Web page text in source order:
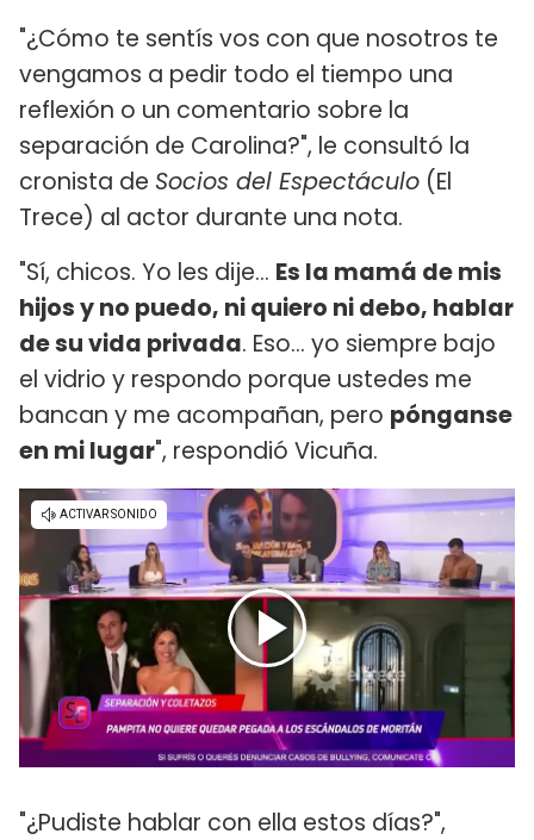
"¿Cómo te sentís vos con que nosotros te
vengamos a pedir todo el tiempo una
reflexión o un comentario sobre la
separación de Carolina?", le consultó la
cronista de Socios del Espectáculo (El
Trece) al actor durante una nota.
"Sí, chicos. Yo les dije... Es la mamá de mis
hijos y no puedo, ni quiero ni debo, hablar
de su vida privada. Eso... yo siempre bajo
el vidrio y respondo porque ustedes me
bancan y me acompañan, pero pónganse
en mi lugar", respondió Vicuña.
"¿Pudiste hablar con ella estos días?",